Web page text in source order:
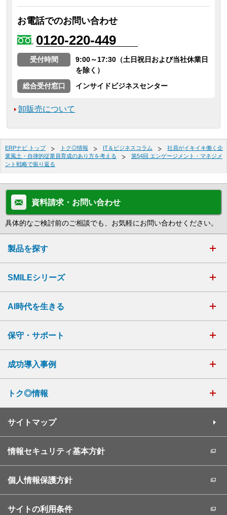
お電話でのお問い合わせ
0120-220-449
受付時間
9:00～17:30（土日祝日および当社休業日
を除く）
総合受付窓口
インサイドビジネスセンター
卸販売について
ERPナビ トップ トク◎情報 IT＆ビジネスコラム
社員がイキイキ働く企
業風土・自律的従業員育成のあり方を考える
第54回 エンゲージメント・マネジメ
ント戦略で振り返る
資料請求・お問い合わせ
具体的なご検討前のご相談でも、お気軽にお問い合わせください。
製品を探す
SMILEシリーズ
AI時代を生きる
保守・サポート
成功導入事例
トク◎情報
サイトマップ
情報セキュリティ基本方針
個人情報保護方針
サイトの利用条件